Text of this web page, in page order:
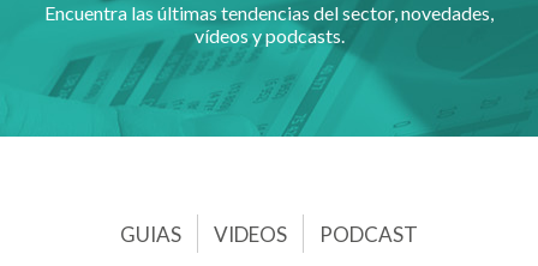
Encuentra las últimas tendencias del sector, novedades,
vídeos y podcasts.
GUIAS VIDEOS PODCAST